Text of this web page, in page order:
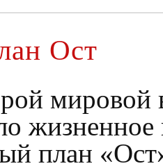
Ост
мировой
жизненное
план